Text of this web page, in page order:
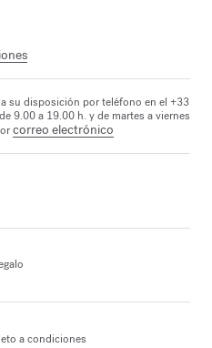
su disposición por teléfono en el +33
9.00 a 19.00 h. y de martes a viernes
correo electrónico
a condiciones